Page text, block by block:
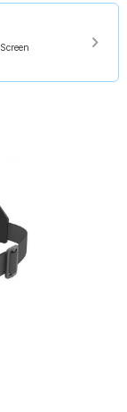
memberikan
VR box terdapat
biasa. Desain
smartphone
Bagian tali strap
kepala.
ini:
Virtual